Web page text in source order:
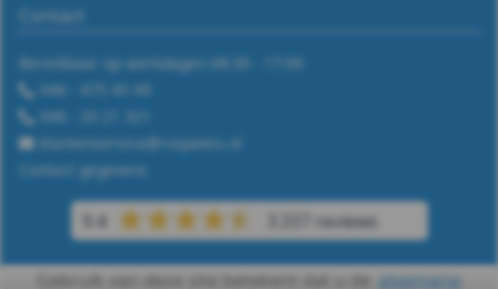
Contact
Bereikbaar op werkdagen 08:30 - 17:00
046 - 475 45 49
046 - 20 21 321
klantenservice@rvspaleis.nl
Contact gegevens
9.4 3.337 reviews
Gebruik van deze site betekent dat u de algemene